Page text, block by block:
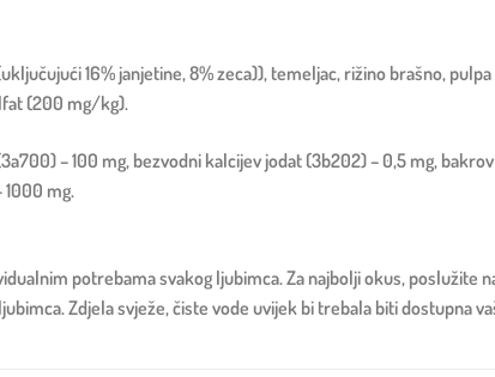
16% janjetine, 8% zeca)), temeljac, rižino brašno,
(200 mg/kg).
– 100 mg, bezvodni kalcijev jodat (3b202) – 0,5 mg,
mg.
potrebama svakog ljubimca. Za najbolji okus, poslužite
Zdjela svježe, čiste vode uvijek bi trebala biti dostupna